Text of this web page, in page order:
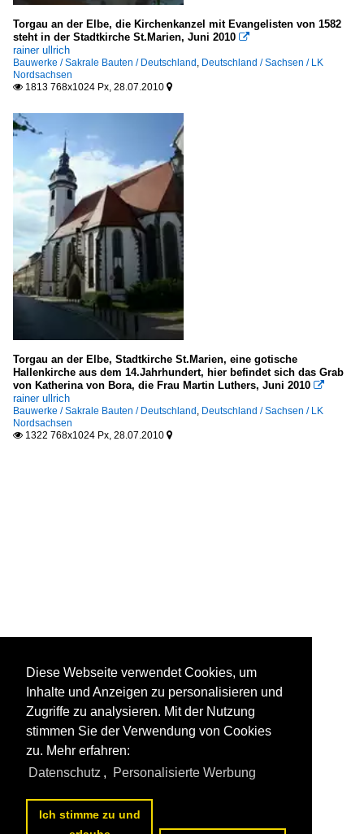
Torgau an der Elbe, die Kirchenkanzel mit Evangelisten von 1582
steht in der Stadtkirche St.Marien, Juni 2010 
rainer ullrich
Bauwerke / Sakrale Bauten / Deutschland Deutschland / Sachsen / LK
Nordsachsen
 1813 768x1024 Px, 28.07.2010 
Torgau an der Elbe, Stadtkirche St.Marien, eine gotische
Hallenkirche aus dem 14.Jahrhundert, hier befindet sich das Grab
von Katherina von Bora, die Frau Martin Luthers, Juni 2010 
rainer ullrich
Bauwerke / Sakrale Bauten / Deutschland Deutschland / Sachsen / LK
Nordsachsen
 1322 768x1024 Px, 28.07.2010 
Diese Webseite verwendet Cookies, um
Inhalte und Anzeigen zu personalisieren und
Zugriffe zu analysieren. Mit der Nutzung
stimmen Sie der Verwendung von Cookies
zu. Mehr erfahren:
Datenschutz , Personalisierte Werbung
Ich stimme zu und